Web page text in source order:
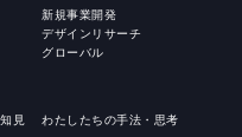
新規事業開発
デザインリサーチ
グローバル
見 わたしたちの手法・思考